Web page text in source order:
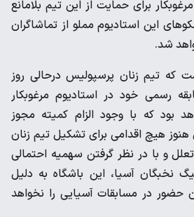
برای حمایت از این تیم بلامانع
این استادیوم مملو از تماشاگران
شد.
که تیم زنان پرسپولیس درحالی روز
رسمی خود در استادیوم مرغوبکار
بود که با وجود الزام کمیته مجوز
هنوز هیچ اقدامی برای تشکیل تیم زنان
و با در نظر گرفتن سهمیه احتمالی
نخبگان آسیا، این باشگاه به دلیل
حضور در مسابقات آسیایی را نخواهد